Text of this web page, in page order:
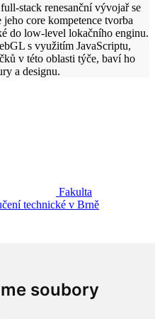
soubory
stack renesanční vývojař se
core kompetence tvorba
do low-level lokačního enginu.
s využitím JavaScriptu,
v této oblasti týče, baví ho
a designu.
Fakulta
technické v Brně